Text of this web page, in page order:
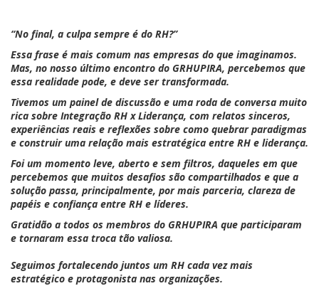
“No final, a culpa sempre é do RH?”
Essa frase é mais comum nas empresas do que imaginamos.
Mas, no nosso último encontro do GRHUPIRA, percebemos que
essa realidade pode, e deve ser transformada.
Tivemos um painel de discussão e uma roda de conversa muito
rica sobre Integração RH x Liderança, com relatos sinceros,
experiências reais e reflexões sobre como quebrar paradigmas
e construir uma relação mais estratégica entre RH e liderança.
Foi um momento leve, aberto e sem filtros, daqueles em que
percebemos que muitos desafios são compartilhados e que a
solução passa, principalmente, por mais parceria, clareza de
papéis e confiança entre RH e líderes.
Gratidão a todos os membros do GRHUPIRA que participaram
e tornaram essa troca tão valiosa.
Seguimos fortalecendo juntos um RH cada vez mais
estratégico e protagonista nas organizações.